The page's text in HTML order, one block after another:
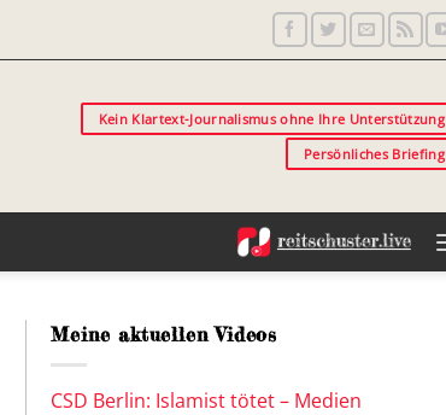
Kein Klartext-Journalismus ohne Ihre Unterstützung
Persönliches Briefing
Meine aktuellen Videos
CSD Berlin: Islamist tötet – Medien